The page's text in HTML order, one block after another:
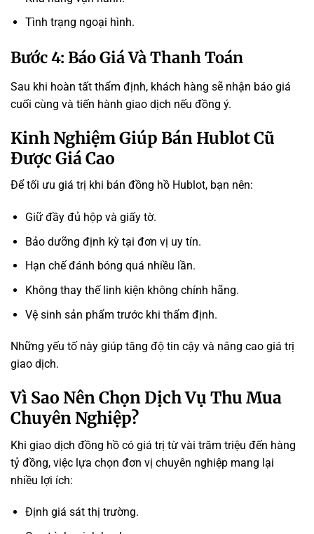
Tình trạng ngoại hình.
Bước 4: Báo Giá Và Thanh Toán
Sau khi hoàn tất thẩm định, khách hàng sẽ nhận báo giá
cuối cùng và tiến hành giao dịch nếu đồng ý.
Kinh Nghiệm Giúp Bán Hublot Cũ
Được Giá Cao
Để tối ưu giá trị khi bán đồng hồ Hublot, bạn nên:
Giữ đầy đủ hộp và giấy tờ.
Bảo dưỡng định kỳ tại đơn vị uy tín.
Hạn chế đánh bóng quá nhiều lần.
Không thay thế linh kiện không chính hãng.
Vệ sinh sản phẩm trước khi thẩm định.
Những yếu tố này giúp tăng độ tin cậy và nâng cao giá trị
giao dịch.
Vì Sao Nên Chọn Dịch Vụ Thu Mua
Chuyên Nghiệp?
Khi giao dịch đồng hồ có giá trị từ vài trăm triệu đến hàng
tỷ đồng, việc lựa chọn đơn vị chuyên nghiệp mang lại
nhiều lợi ích:
Định giá sát thị trường.